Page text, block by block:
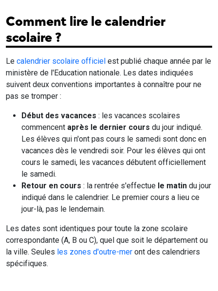
Comment lire le calendrier
scolaire ?
Le calendrier scolaire officiel est publié chaque année par le
ministère de l'Education nationale. Les dates indiquées
suivent deux conventions importantes à connaître pour ne
pas se tromper :
Début des vacances : les vacances scolaires
commencent après le dernier cours du jour indiqué.
Les élèves qui n'ont pas cours le samedi sont donc en
vacances dès le vendredi soir. Pour les élèves qui ont
cours le samedi, les vacances débutent officiellement
le samedi.
Retour en cours : la rentrée s'effectue le matin du jour
indiqué dans le calendrier. Le premier cours a lieu ce
jour-là, pas le lendemain.
Les dates sont identiques pour toute la zone scolaire
correspondante (A, B ou C), quel que soit le département ou
la ville. Seules les zones d'outre-mer ont des calendriers
spécifiques.